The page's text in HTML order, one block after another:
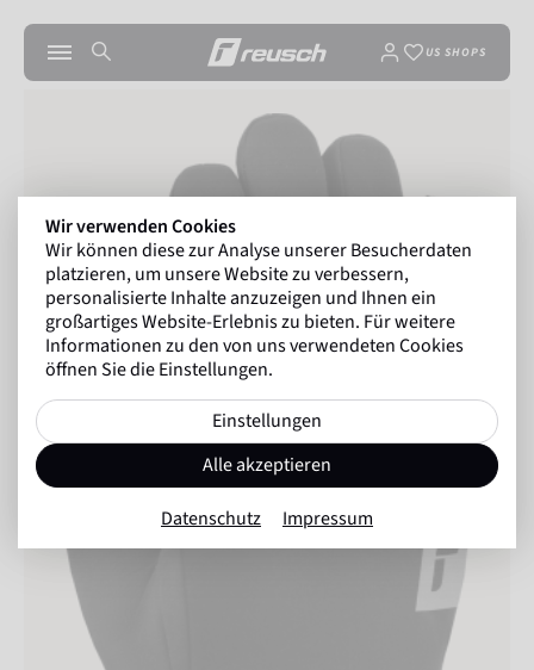
US SHOPS
Wir verwenden Cookies
Wir können diese zur Analyse unserer Besucherdaten
platzieren, um unsere Website zu verbessern,
personalisierte Inhalte anzuzeigen und Ihnen ein
großartiges Website-Erlebnis zu bieten. Für weitere
Informationen zu den von uns verwendeten Cookies
öffnen Sie die Einstellungen.
Einstellungen
Alle akzeptieren
Datenschutz Impressum